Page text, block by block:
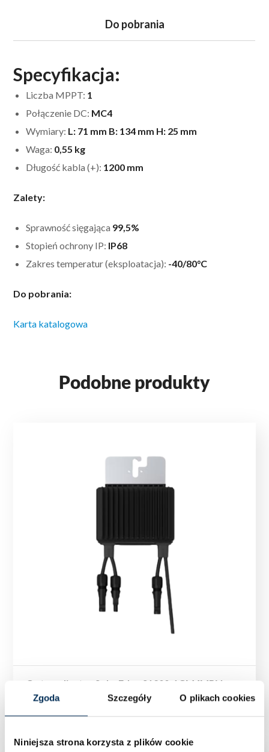
Zgoda Szczegóły O plikach cookies
Niniejsza strona korzysta z plików cookie
Do pobrania
Specyfikacja:
Liczba MPPT: 1
Połączenie DC: MC4
Wymiary: L: 71 mm B: 134 mm H: 25 mm
Waga: 0,55 kg
Długość kabla (+): 1200 mm
Zalety:
Sprawność sięgająca 99,5%
Stopień ochrony IP: IP68
Zakres temperatur (eksploatacja): -40/80°C
Do pobrania:
Karta katalogowa
Podobne produkty
Optymalizator SolarEdge S1200-1GM4MBV